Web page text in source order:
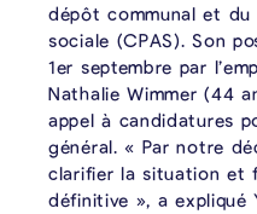
dépôt communal et du
sociale (CPAS). Son
1er septembre par
Nathalie Wimmer (44
appel à candidatures
général. « Par notre
clarifier la situation et
définitive », a expliqué